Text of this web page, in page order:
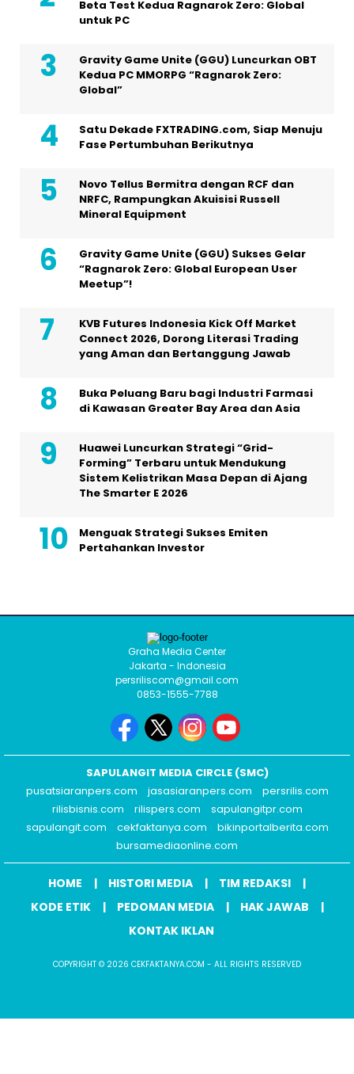
Beta Test Kedua Ragnarok Zero: Global
untuk PC
Gravity Game Unite (GGU) Luncurkan OBT
Kedua PC MMORPG “Ragnarok Zero:
Global”
Satu Dekade FXTRADING.com, Siap Menuju
Fase Pertumbuhan Berikutnya
Novo Tellus Bermitra dengan RCF dan
NRFC, Rampungkan Akuisisi Russell
Mineral Equipment
Gravity Game Unite (GGU) Sukses Gelar
“Ragnarok Zero: Global European User
Meetup”!
KVB Futures Indonesia Kick Off Market
Connect 2026, Dorong Literasi Trading
yang Aman dan Bertanggung Jawab
Buka Peluang Baru bagi Industri Farmasi
di Kawasan Greater Bay Area dan Asia
Huawei Luncurkan Strategi “Grid-
Forming” Terbaru untuk Mendukung
Sistem Kelistrikan Masa Depan di Ajang
The Smarter E 2026
Menguak Strategi Sukses Emiten
Pertahankan Investor
Graha Media Center
Jakarta - Indonesia
persriliscom@gmail.com
0853-1555-7788
SAPULANGIT MEDIA CIRCLE (SMC)
pusatsiaranpers.com
jasasiaranpers.com
persrilis.com
rilisbisnis.com
rilispers.com
sapulangitpr.com
sapulangit.com
cekfaktanya.com
bikinportalberita.com
bursamediaonline.com
HOME HISTORI MEDIA
TIM REDAKSI
KODE ETIK
PEDOMAN MEDIA
HAK JAWAB
KONTAK IKLAN
COPYRIGHT © 2026 CEKFAKTANYA.COM - ALL RIGHTS RESERVED